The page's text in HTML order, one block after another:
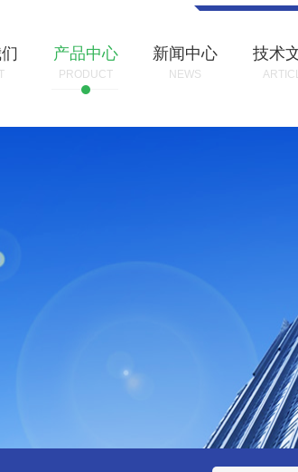
产品中心
PRODUCT
新闻中心
NEWS
技术